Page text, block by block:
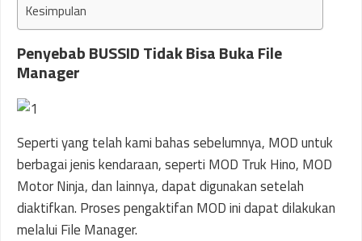
Kesimpulan
Penyebab BUSSID Tidak Bisa Buka File
Manager
Seperti yang telah kami bahas sebelumnya, MOD untuk
berbagai jenis kendaraan, seperti MOD Truk Hino, MOD
Motor Ninja, dan lainnya, dapat digunakan setelah
diaktifkan. Proses pengaktifan MOD ini dapat dilakukan
melalui File Manager.